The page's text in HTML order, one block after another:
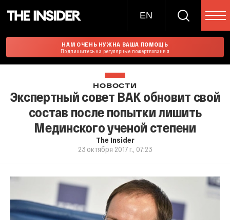
EN
НАМ ОЧЕНЬ НУЖНА ВАША ПОМОЩЬ
Подпишитесь на регулярные пожертвования
НОВОСТИ
Экспертный совет ВАК обновит свой
состав после попытки лишить
Мединского ученой степени
The Insider
23 октября 2017 г., 07:23